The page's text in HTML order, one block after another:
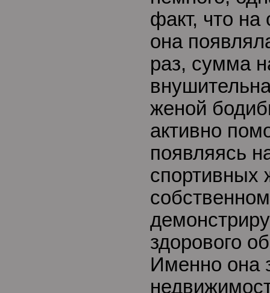
факт, что
она
раз, сумма
женой
активно
появляясь
спортивных
здорового
Именно она